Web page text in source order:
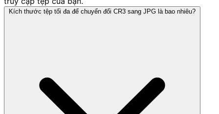
Kích thước tệp tối đa để chuyển đổi CR3 sang JPG là bao nhiêu?